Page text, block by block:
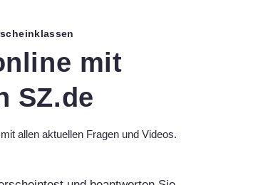
mit
SZ.de
allen aktuellen Fragen und Videos.